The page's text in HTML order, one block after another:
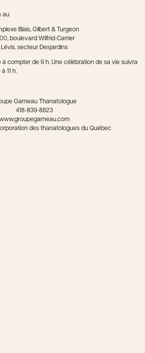
au
Blais, Gilbert & Turgeon
boulevard Wilfrid-Carrier
Lévis, secteur Desjardins
compter de 9 h. Une célébration de sa vie suivra
11 h.
Garneau Thanatologue
418-839-8823
des thanatologues du Québec